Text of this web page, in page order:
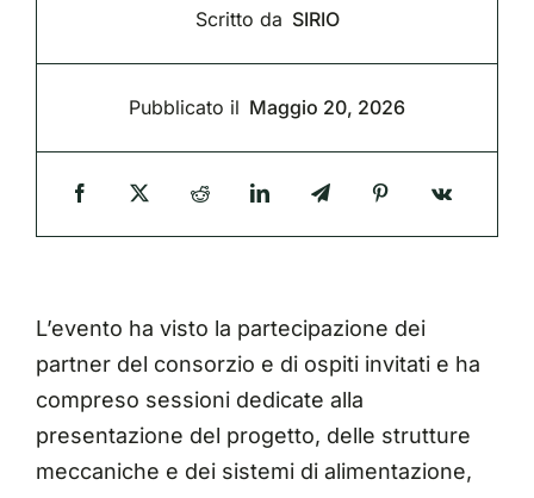
Scritto da SIRIO
Pubblicato il Maggio 20, 2026
L’evento ha visto la partecipazione dei
partner del consorzio e di ospiti invitati e ha
compreso sessioni dedicate alla
presentazione del progetto, delle strutture
meccaniche e dei sistemi di alimentazione,